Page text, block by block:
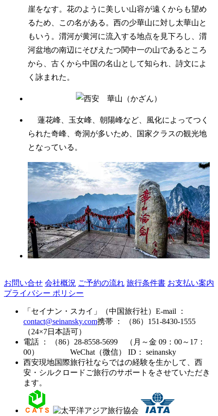
崖をなす。花のように美しい山容が遠くからも望め
るため、この名がある。西の少華山に対し太華山と
もいう。渭河が黄河に流入する地点を見下ろし、渭
河盆地の南辺にそびえたつ関中一の山であるところ
から、古くから中国の名山として知られ、詩文によ
く詠まれた。
蓮花峰、玉女峰、朝陽峰など、風化によってつく
られた奇峰、奇洞が多いため、国家クラスの観光地
となっている。
お問い合せ 会社概況 ご予約の流れ 旅行条件書 お支払い案内
プライバシー ポリシー
「セイナン・スカイ」（中国旅行社） E-mail ：
contact@seinansky.com携帯 ： （86）151-8430-1555
（24×7日本語可）
電話 ： （86）28-8558-5699 （月～金 09：00～17：
00） WeChat（微信） ID： seinansky
西安現地国際旅行社ならではの経験を生かして、西
安・シルクロードご旅行のサポートをさせていただき
ます。